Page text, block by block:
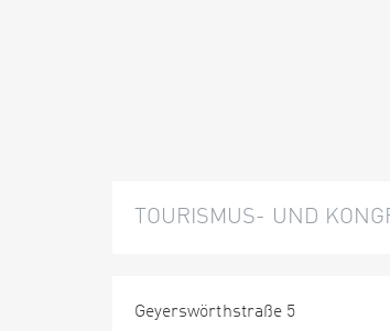
TOURISMUS- UND
Geyerswörthstraße 5